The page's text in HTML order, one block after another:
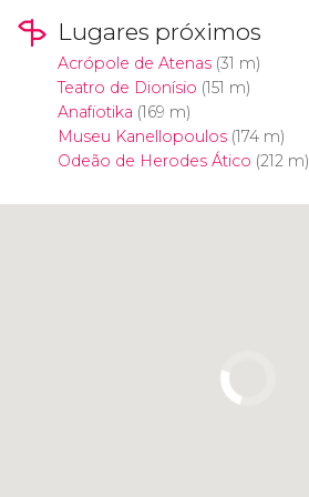
Lugares próximos
Acrópole de Atenas(31 m)
Teatro de Dionísio (151 m)
Anafiotika (169 m)
Museu Kanellopoulos(174 m)
Odeão de Herodes Ático (212 m)